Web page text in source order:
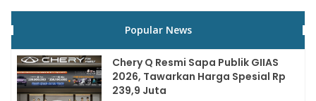
Popular News
Chery Q Resmi Sapa Publik GIIAS
2026, Tawarkan Harga Spesial Rp
239,9 Juta